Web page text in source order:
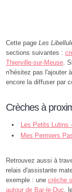
Cette page Les
sections suivantes :
Thierville-sur-Meuse .
n'hésitez pas l'ajouter
encore la diffuser par
Crèches à
Les Petits Lutins
sur-Meuse
Mes Permiers
Retrouvez aussi à
relais d'assistante
exemple : une crèche
autour de Bar-le-Duc ,